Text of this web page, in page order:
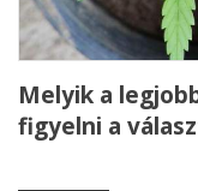
Melyik a
figyelni a